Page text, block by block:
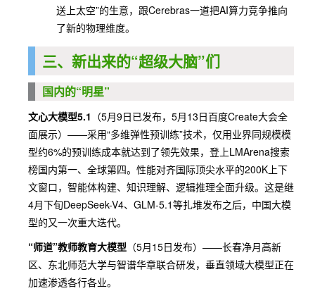
送上太空”的生意，跟Cerebras一道把AI算力竞争推向
了新的物理维度。
三、新出来的“超级大脑”们
国内的“明星”
文心大模型5.1 （5月9日已发布，5月13日百度Create大会全
面展示）——采用“多维弹性预训练”技术，仅用业界同规模模
型约6%的预训练成本就达到了领先效果，登上LMArena搜索
榜国内第一、全球第四。性能对齐国际顶尖水平的200K上下
文窗口，智能体构建、知识理解、逻辑推理全面升级。这是继
4月下旬DeepSeek-V4、GLM-5.1等扎堆发布之后，中国大模
型的又一次重大迭代。
“师道”教师教育大模型 （5月15日发布）——长春净月高新
区、东北师范大学与智谱华章联合研发，垂直领域大模型正在
加速渗透各行各业。